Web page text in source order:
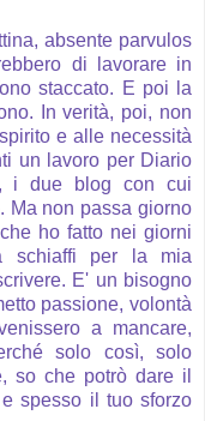
absente parvulos
di lavorare in
staccato. E poi la
In verità, poi, non
e alle necessità
un lavoro per Diario
i due blog con cui
Ma non passa giorno
ho fatto nei giorni
schiaffi per la mia
E' un bisogno
passione, volontà
a mancare,
solo così, solo
so che potrò dare il
spesso il tuo sforzo